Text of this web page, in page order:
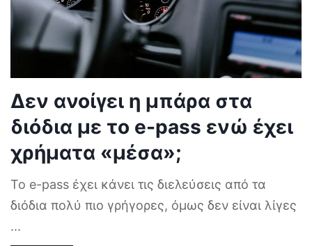
Δεν ανοίγει η μπάρα στα
διόδια με το e-pass ενώ έχει
χρήματα «μέσα»;
Το e-pass έχει κάνει τις διελεύσεις από τα
διόδια πολύ πιο γρήγορες, όμως δεν είναι λίγες
...